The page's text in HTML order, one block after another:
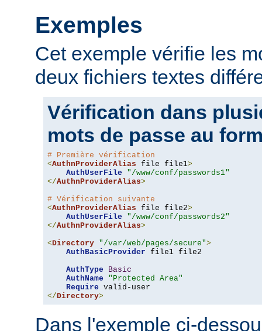
Exemples
Cet exemple vérifie les
deux fichiers textes
Vérification dans
mots de passe au
# Première vérification
<AuthnProviderAlias file file1>
AuthUserFile
"/www/conf/passwords1"
</AuthnProviderAlias>
# Vérification suivante
<AuthnProviderAlias file file2>
AuthUserFile
"/www/conf/passwords2"
</AuthnProviderAlias>
<Directory "/var/web/pages/secure">
AuthBasicProvider file1 file2
AuthType
Basic
AuthName
"Protected Area"
Require
</Directory>
Dans l'exemple ci-